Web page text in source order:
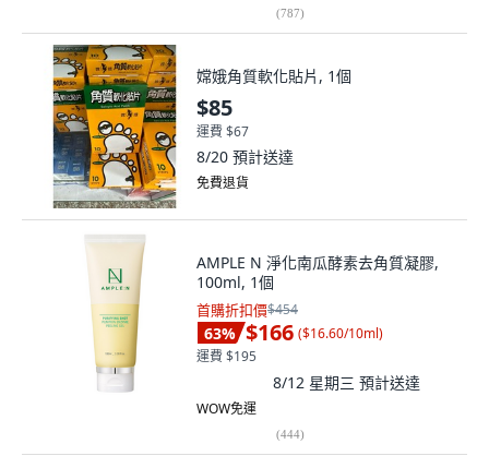
(787)
嫦娥角質軟化貼片, 1個
$85
運費 $67
8/20 預計送達
免費退貨
AMPLE N 淨化南瓜酵素去角質凝膠,
100ml, 1個
首購折扣價$454
63% $166 ($16.60/10ml)
運費 $195
8/12 星期三 預計送達
WOW免運
(444)